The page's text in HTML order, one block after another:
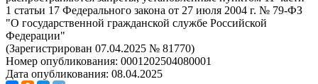
1 статьи 17 Федерального закона от 27 июля 2004 г. № 79-ФЗ
"О государственной гражданской службе Российской
Федерации"
(Зарегистрирован 07.04.2025 № 81770)
Номер опубликования: 0001202504080001
Дата опубликования: 08.04.2025